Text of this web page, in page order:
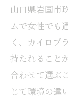
山口県岩国市
ムで女性でも
く、カイロプ
持たれること
合わせて選ぶ
じて環境の違